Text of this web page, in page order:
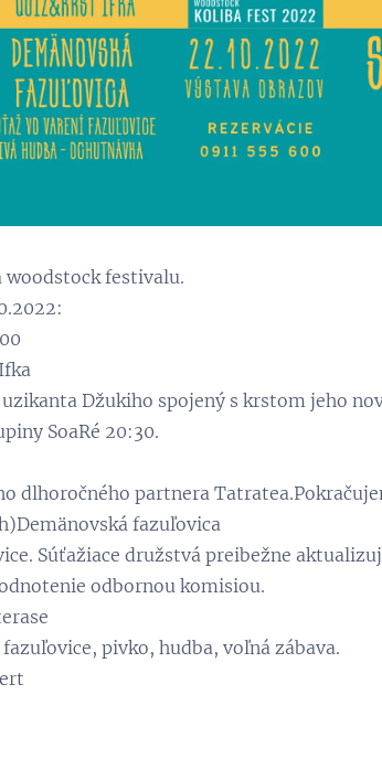
woodstock festivalu.
Džukiho spojený s krstom jeho
SoaRé 20:30.
dlhoročného partnera
fazuľovica
Súťažiace družstvá preibežne
odbornou komisiou.
pivko, hudba, voľná zábava.